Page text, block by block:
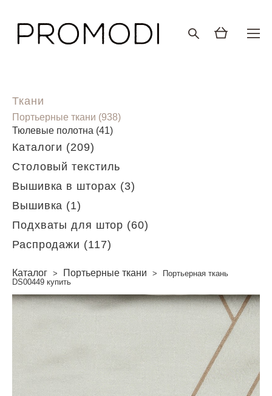
Ткани
Портьерные ткани (938)
Тюлевые полотна (41)
Каталоги (209)
Столовый текстиль
Вышивка в шторах (3)
Вышивка (1)
Подхваты для штор (60)
Распродажи (117)
Каталог > Портьерные ткани >
Портьерная ткань
DS00449 купить